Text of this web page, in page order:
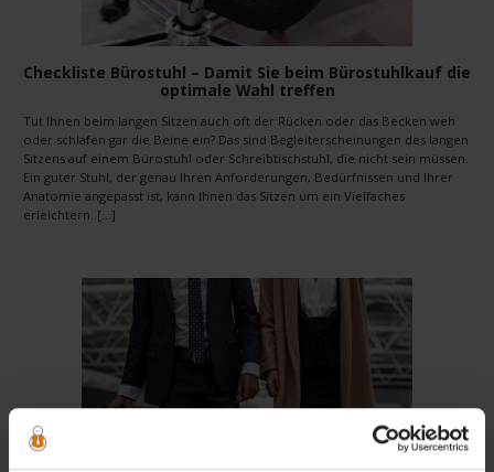
Checkliste Bürostuhl – Damit Sie beim Bürostuhlkauf die
optimale Wahl treffen
Tut Ihnen beim langen Sitzen auch oft der Rücken oder das Becken weh
oder schlafen gar die Beine ein? Das sind Begleiterscheinungen des langen
Sitzens auf einem Bürostuhl oder Schreibtischstuhl, die nicht sein müssen.
Ein guter Stuhl, der genau Ihren Anforderungen, Bedürfnissen und Ihrer
Anatomie angepasst ist, kann Ihnen das Sitzen um ein Vielfaches
erleichtern. […]